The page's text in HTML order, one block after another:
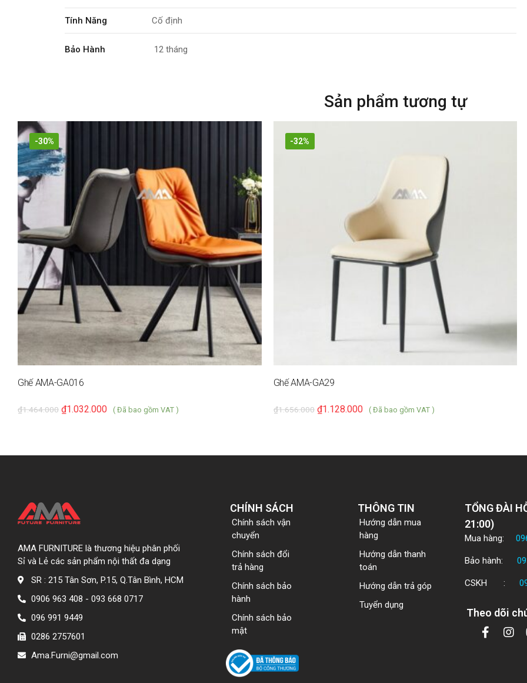
Tính Năng Cố định
Bảo Hành 12 tháng
Sản phẩm tương tự
-30%
Ghế AMA-GA016
1.464.000
₫ 1.032.000
₫ ( Đã bao gồm VAT )
-32%
Ghế AMA-GA29
1.656.000
₫ 1.128.000
₫ ( Đã bao gồm VAT )
AMA FURNITURE là thương hiệu phân phối
Sỉ và Lẻ các sản phẩm nội thất đa dạng
SR : 215 Tân Sơn, P.15, Q.Tân Bình, HCM
0906 963 408 - 093 668 0717
096 991 9449
0286 2757601
Ama.Furni@gmail.com
CHÍNH SÁCH
Chính sách vận
chuyển
Chính sách đổi
trả hàng
Chính sách bảo
hành
Chính sách bảo
mật
THÔNG TIN
Hướng dẫn mua
hàng
Hướng dẫn thanh
toán
Hướng dẫn trả góp
Tuyển dụng
TỔNG ĐÀI
21:00)
Mua hàng:
Bảo hành:
CSKH :
Theo dõi